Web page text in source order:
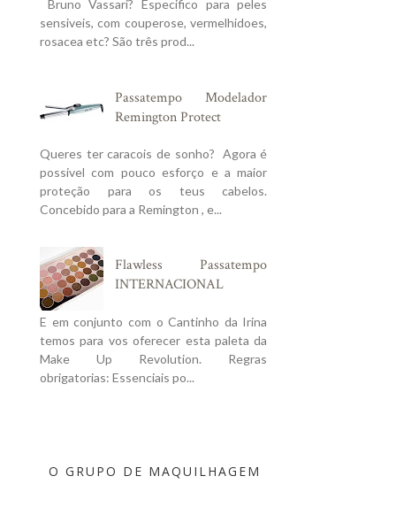
Bruno Vassari? Especifico para peles
sensiveis, com couperose, vermelhidoes,
rosacea etc? São três prod...
Passatempo Modelador
Remington Protect
Queres ter caracois de sonho? Agora é
possivel com pouco esforço e a maior
proteção para os teus cabelos.
Concebido para a Remington , e...
Flawless Passatempo
INTERNACIONAL
E em conjunto com o Cantinho da Irina
temos para vos oferecer esta paleta da
Make Up Revolution. Regras
obrigatorias: Essenciais po...
O GRUPO DE MAQUILHAGEM